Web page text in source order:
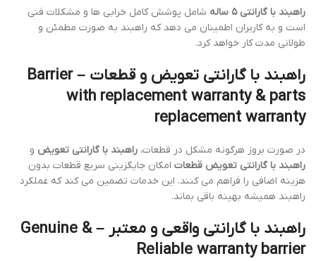
راهبند با گارانتی ۵ ساله
شامل پوشش کامل خرابی ها و مشکلات فنی
است و به کاربران اطمینان می دهد که راهبند به صورت مطمئن و
طولانی مدت کار خواهد کرد.
راهبند با گارانتی تعویض و قطعات – Barrier
with replacement warranty & parts
replacement warranty
در صورت بروز هرگونه مشکل در قطعات، راهبند با گارانتی تعویض و
راهبند با گارانتی تعویض قطعات امکان جایگزینی سریع قطعات بدون
هزینه اضافی را فراهم می کنند. این خدمات تضمین می کند که عملکرد
راهبند همیشه بهینه باقی بماند.
راهبند با گارانتی واقعی و معتبر – Genuine &
Reliable warranty barrier